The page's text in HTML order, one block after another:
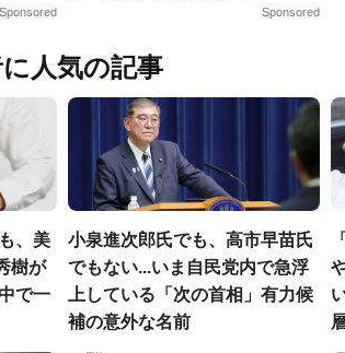
Sponsored Sponsored
人気の記事
、美
樹が
で一
小泉進次郎氏でも、高市早苗氏
でもない...いま自民党内で急浮
上している「次の首相」有力候
補の意外な名前